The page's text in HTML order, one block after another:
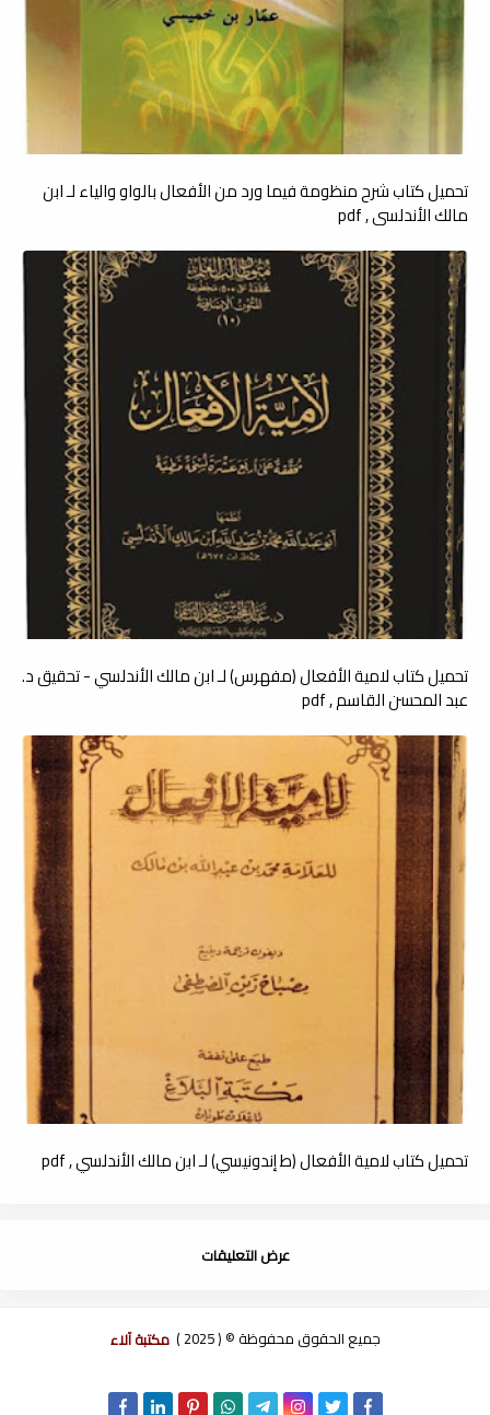
تحميل كتاب شرح منظومة فيما ورد من الأفعال بالواو والياء لـ ابن
مالك الأندلسي , pdf
تحميل كتاب لامية الأفعال (مفهرس) لـ ابن مالك الأندلسي - تحقيق د.
عبد المحسن القاسم , pdf
تحميل كتاب لامية الأفعال (ط إندونيسي) لـ ابن مالك الأندلسي , pdf
عرض التعليقات
جميع الحقوق محفوظة © ( 2025 ) مكتبة آلاء